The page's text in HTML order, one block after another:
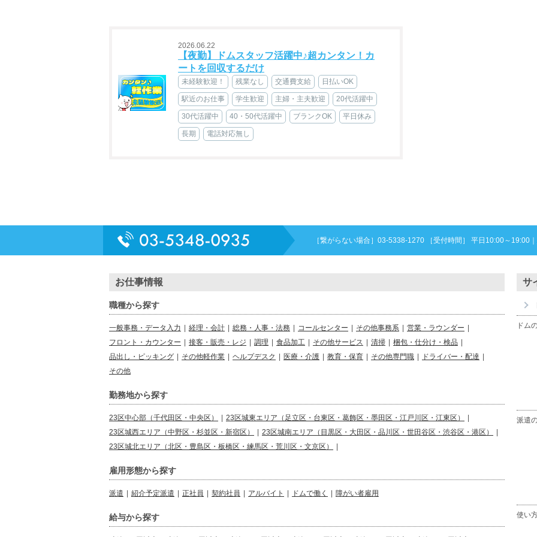
2026.06.22
【夜勤】ドムスタッフ活躍中♪超カンタン！カ
ートを回収するだけ
未経験歓迎！ 残業なし 交通費支給 日払いOK
駅近のお仕事 学生歓迎 主婦・主夫歓迎 20代活躍中
30代活躍中 40・50代活躍中 ブランクOK 平日休み
長期 電話対応無し
［繋がらない場合］03-5338-1270 ［受付時間］ 平日10:00～19:00
お仕事情報
職種から探す
一般事務・データ入力 経理・会計 総務・人事・法務 コールセンター その他事務系 営業・ラウンダー
フロント・カウンター
接客・販売・レジ 調理 食品加工 その他サービス 清掃 梱包・仕分け・検品
品出し・ピッキング
その他軽作業 ヘルプデスク 医療・介護 教育・保育 その他専門職 ドライバー・配達
その他
勤務地から探す
23区中心部（千代田区・中央区） 23区城東エリア（足立区・台東区・葛飾区・墨田区・江戸川区・江東区）
23区城西エリア（中野区・杉並区・新宿区）
23区城南エリア（目黒区・大田区・品川区・世田谷区・渋谷区・港区）
23区城北エリア（北区・豊島区・板橋区・練馬区・荒川区・文京区）
雇用形態から探す
派遣 紹介予定派遣 正社員 契約社員 アルバイト ドムで働く 障がい者雇用
給与から探す
サ
ドム
派遣
使い